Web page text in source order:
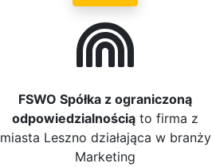
FSWO Spółka z ograniczoną
odpowiedzialnością to firma z
miasta Leszno działająca w branży
Marketing